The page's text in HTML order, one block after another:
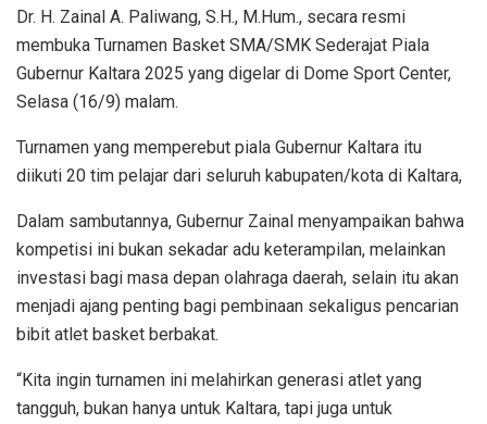
Dr. H. Zainal A. Paliwang, S.H., M.Hum., secara resmi
membuka Turnamen Basket SMA/SMK Sederajat Piala
Gubernur Kaltara 2025 yang digelar di Dome Sport Center,
Selasa (16/9) malam.
Turnamen yang memperebut piala Gubernur Kaltara itu
diikuti 20 tim pelajar dari seluruh kabupaten/kota di Kaltara,
Dalam sambutannya, Gubernur Zainal menyampaikan bahwa
kompetisi ini bukan sekadar adu keterampilan, melainkan
investasi bagi masa depan olahraga daerah, selain itu akan
menjadi ajang penting bagi pembinaan sekaligus pencarian
bibit atlet basket berbakat.
“Kita ingin turnamen ini melahirkan generasi atlet yang
tangguh, bukan hanya untuk Kaltara, tapi juga untuk